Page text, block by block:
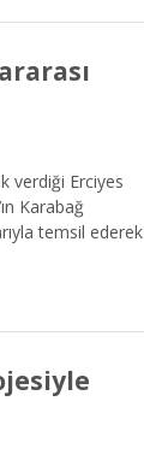
verdiği Erciyes
Karabağ
temsil ederek